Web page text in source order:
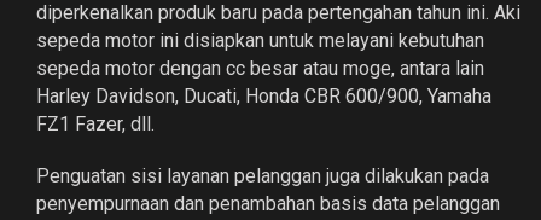
diperkenalkan produk baru pada pertengahan tahun ini. Aki
sepeda motor ini disiapkan untuk melayani kebutuhan
sepeda motor dengan cc besar atau moge, antara lain
Harley Davidson, Ducati, Honda CBR 600/900, Yamaha
FZ1 Fazer, dll.
Penguatan sisi layanan pelanggan juga dilakukan pada
penyempurnaan dan penambahan basis data pelanggan